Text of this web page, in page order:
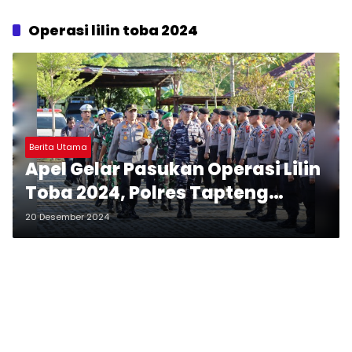
Operasi lilin toba 2024
Berita Utama
Apel Gelar Pasukan Operasi Lilin
Toba 2024, Polres Tapteng
Turunkan 206 Personel dan
Dirikan 5 Pos
20 Desember 2024